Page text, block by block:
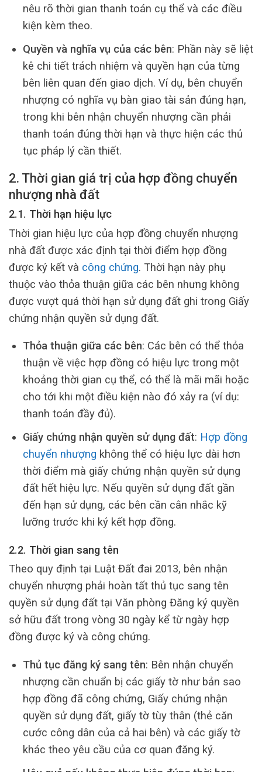
nêu rõ thời gian thanh toán cụ thể và các điều
kiện kèm theo.
Quyền và nghĩa vụ của các bên: Phần này sẽ liệt
kê chi tiết trách nhiệm và quyền hạn của từng
bên liên quan đến giao dịch. Ví dụ, bên chuyển
nhượng có nghĩa vụ bàn giao tài sản đúng hạn,
trong khi bên nhận chuyển nhượng cần phải
thanh toán đúng thời hạn và thực hiện các thủ
tục pháp lý cần thiết.
2. Thời gian giá trị của hợp đồng chuyển
nhượng nhà đất
2.1. Thời hạn hiệu lực
Thời gian hiệu lực của hợp đồng chuyển nhượng
nhà đất được xác định tại thời điểm hợp đồng
được ký kết và công chứng. Thời hạn này phụ
thuộc vào thỏa thuận giữa các bên nhưng không
được vượt quá thời hạn sử dụng đất ghi trong Giấy
chứng nhận quyền sử dụng đất.
Thỏa thuận giữa các bên: Các bên có thể thỏa
thuận về việc hợp đồng có hiệu lực trong một
khoảng thời gian cụ thể, có thể là mãi mãi hoặc
cho tới khi một điều kiện nào đó xảy ra (ví dụ:
thanh toán đầy đủ).
Giấy chứng nhận quyền sử dụng đất: Hợp đồng
chuyển nhượng không thể có hiệu lực dài hơn
thời điểm mà giấy chứng nhận quyền sử dụng
đất hết hiệu lực. Nếu quyền sử dụng đất gần
đến hạn sử dụng, các bên cần cân nhắc kỹ
lưỡng trước khi ký kết hợp đồng.
2.2. Thời gian sang tên
Theo quy định tại Luật Đất đai 2013, bên nhận
chuyển nhượng phải hoàn tất thủ tục sang tên
quyền sử dụng đất tại Văn phòng Đăng ký quyền
sở hữu đất trong vòng 30 ngày kể từ ngày hợp
đồng được ký và công chứng.
Thủ tục đăng ký sang tên: Bên nhận chuyển
nhượng cần chuẩn bị các giấy tờ như bản sao
hợp đồng đã công chứng, Giấy chứng nhận
quyền sử dụng đất, giấy tờ tùy thân (thẻ căn
cước công dân của cả hai bên) và các giấy tờ
khác theo yêu cầu của cơ quan đăng ký.